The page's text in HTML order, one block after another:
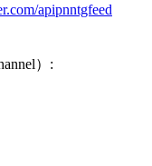
apipnntgfeed
）: